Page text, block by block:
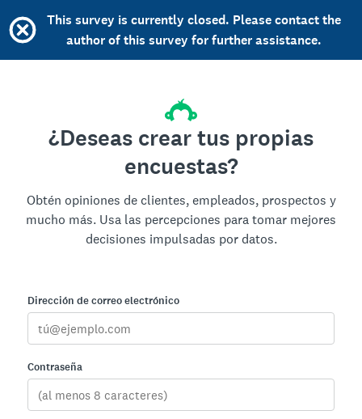
This survey is currently closed. Please contact the
author of this survey for further assistance.
¿Deseas crear tus propias
encuestas?
Obtén opiniones de clientes, empleados, prospectos y
mucho más. Usa las percepciones para tomar mejores
decisiones impulsadas por datos.
Dirección de correo electrónico
Contraseña